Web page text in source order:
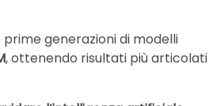
generazioni di modelli
, ottenendo risultati più articolati